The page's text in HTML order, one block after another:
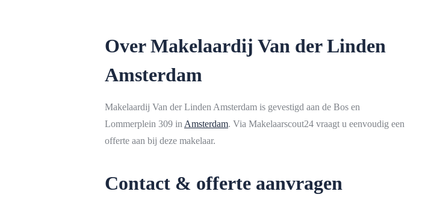
Over Makelaardij Van der Linden
Amsterdam
Makelaardij Van der Linden Amsterdam is gevestigd aan de Bos en
Lommerplein 309 in Amsterdam. Via Makelaarscout24 vraagt u eenvoudig een
offerte aan bij deze makelaar.
Contact & offerte aanvragen